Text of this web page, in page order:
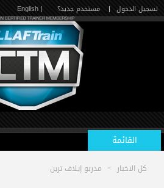
تسجيل الدخول | مستخدم جديد؟ | English
القائمة
الرئيسية
كل الاخبار > مدربو إيلاف ترين